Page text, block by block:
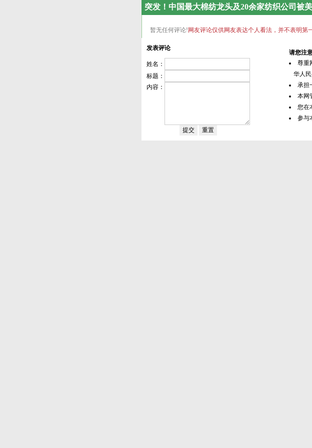
突发！中国最大棉纺龙头及20余家纺织公司被
暂无任何评论! 网友评论仅供网友表达个人看法，并不表明第
发表评论
姓名：
标题：
内容：
请您注
尊重
华人
承担
本网
您在
参与